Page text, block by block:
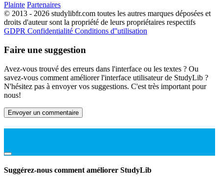
Plainte Partenaires
© 2013 - 2026 studylibfr.com toutes les autres marques déposées et
droits d'auteur sont la propriété de leurs propriétaires respectifs
GDPR Confidentialité Conditions d''utilisation
Faire une suggestion
Avez-vous trouvé des erreurs dans l'interface ou les textes ? Ou
savez-vous comment améliorer l'interface utilisateur de StudyLib ?
N'hésitez pas à envoyer vos suggestions. C'est très important pour
nous!
Envoyer un commentaire
Suggérez-nous comment améliorer StudyLib